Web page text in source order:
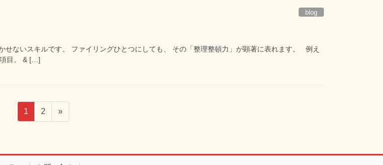
blog
ないスキルです。 ファイリングひとつにしても、 その「整理整頓力」が顕著に表れます。 例え
目。 & […]
固
定
1
固
定
2 »